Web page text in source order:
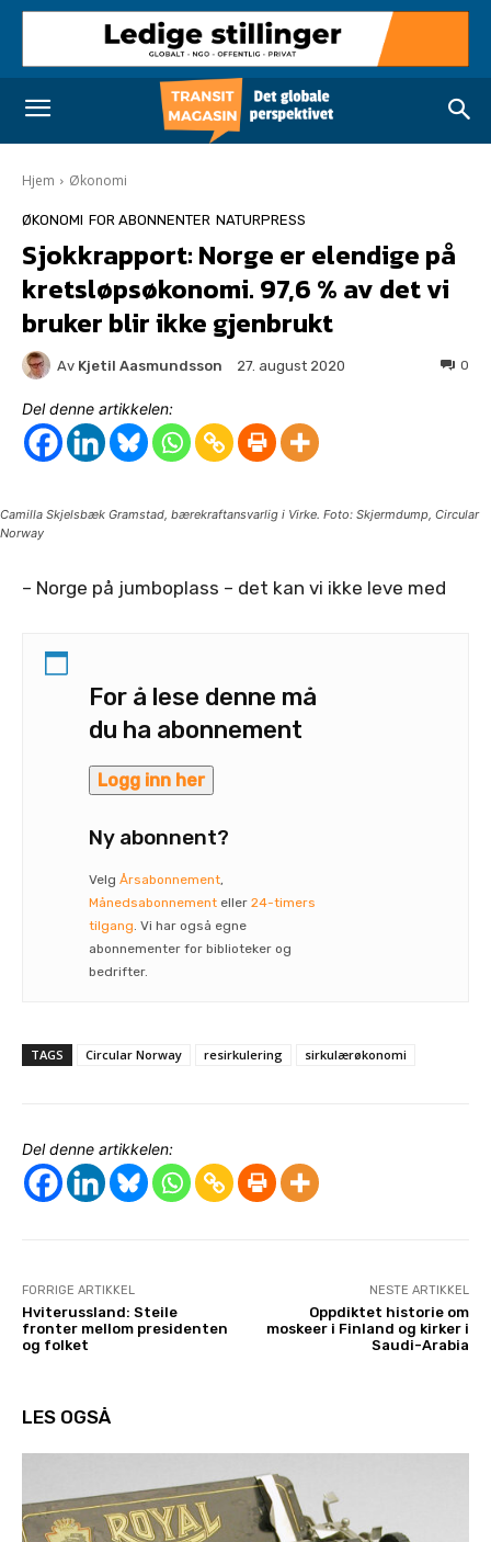
Hjem Økonomi
ØKONOMI FOR ABONNENTER NATURPRESS
Sjokkrapport: Norge er elendige på
kretsløpsøkonomi. 97,6 % av det vi
bruker blir ikke gjenbrukt
Av Kjetil Aasmundsson 27. august 2020 0
Del denne artikkelen:
Camilla Skjelsbæk Gramstad, bærekraftansvarlig i Virke. Foto: Skjermdump, Circular
Norway
– Norge på jumboplass – det kan vi ikke leve med
For å lese denne må
du ha abonnement
Logg inn her
Ny abonnent?
Velg Årsabonnement,
Månedsabonnement eller 24-timers
tilgang. Vi har også egne
abonnementer for biblioteker og
bedrifter.
TAGS Circular Norway resirkulering sirkulærøkonomi
Del denne artikkelen:
FORRIGE ARTIKKEL
Hviterussland: Steile
fronter mellom presidenten
og folket
NESTE ARTIKKEL
Oppdiktet historie om
moskeer i Finland og kirker i
Saudi-Arabia
LES OGSÅ